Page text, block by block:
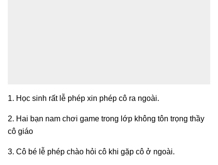
1. Học sinh rất lễ phép xin phép cô ra ngoài.
2. Hai bạn nam chơi game trong lớp không tôn trọng thầy
cô giáo
3. Cô bé lễ phép chào hỏi cô khi gặp cô ở ngoài.